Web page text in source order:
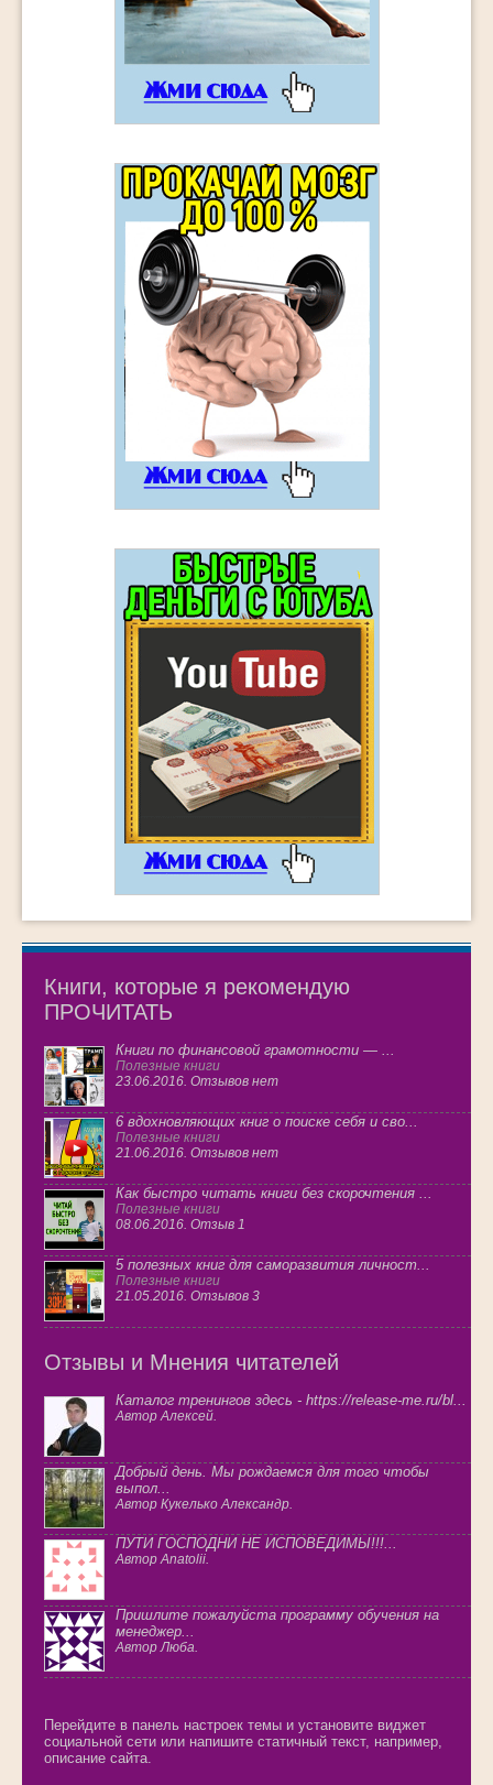
Книги, которые я рекомендую
ПРОЧИТАТЬ
Книги по финансовой грамотности — ...
Полезные книги
23.06.2016. Отзывов нет
6 вдохновляющих книг о поиске себя и сво...
Полезные книги
21.06.2016. Отзывов нет
Как быстро читать книги без скорочтения ...
Полезные книги
08.06.2016. Отзыв 1
5 полезных книг для саморазвития личност...
Полезные книги
21.05.2016. Отзывов 3
Отзывы и Мнения читателей
Каталог тренингов здесь - https://release-me.ru/bl...
Автор Алексей.
Добрый день. Мы рождаемся для того чтобы
выпол...
Автор Кукелько Александр.
ПУТИ ГОСПОДНИ НЕ ИСПОВЕДИМЫ!!!...
Автор Anatolii.
Пришлите пожалуйста программу обучения на
менеджер...
Автор Люба.
Перейдите в панель настроек темы и установите виджет
социальной сети или напишите статичный текст, например,
описание сайта.